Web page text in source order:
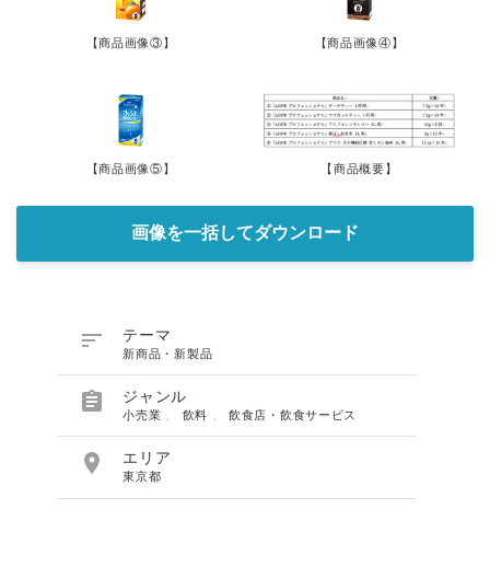
【商品画像③】 【商品画像④】
【商品画像⑤】 【商品概要】
画像を一括してダウンロード
 テーマ
新商品・新製品
 ジャンル
小売業 飲料 、飲食店・飲食サービス
 エリア
東京都